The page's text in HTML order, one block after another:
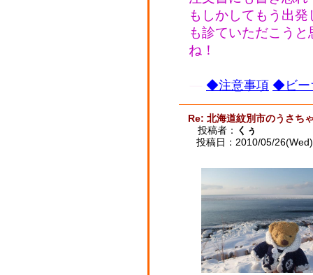
もしかしてもう出
も診ていただこう
ね！
◆注意事項 ◆ビー
Re: 北海道紋別市のうさち
投稿者： くぅ
投稿日：2010/05/